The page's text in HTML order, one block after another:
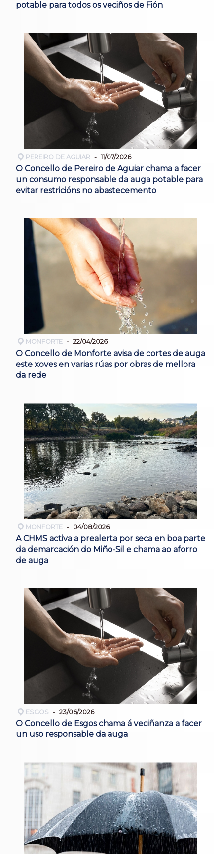
potable para todos os veciños de Fión
PEREIRO DE AGUIAR 11/07/2026
O Concello de Pereiro de Aguiar chama a facer
un consumo responsable da auga potable para
evitar restricións no abastecemento
MONFORTE 22/04/2026
O Concello de Monforte avisa de cortes de auga
este xoves en varias rúas por obras de mellora
da rede
MONFORTE 04/08/2026
A CHMS activa a prealerta por seca en boa parte
da demarcación do Miño-Sil e chama ao aforro
de auga
ESGOS 23/06/2026
O Concello de Esgos chama á veciñanza a facer
un uso responsable da auga